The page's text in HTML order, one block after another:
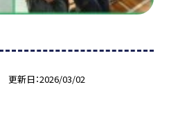
更新日 2026/03/02